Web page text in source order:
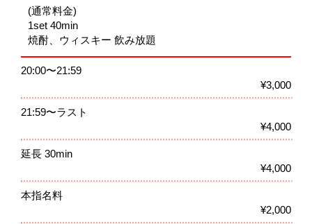
(通常料金)
1set 40min
焼酎、ウィスキー 飲み放題
20:00〜21:59
¥3,000
21:59〜ラスト
¥4,000
延長 30min
¥4,000
本指名料
¥2,000